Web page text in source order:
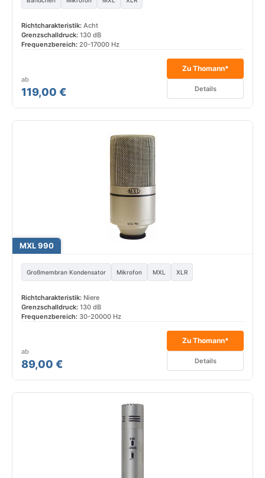
Richtcharakteristik: Acht
Grenzschalldruck: 130 dB
Frequenzbereich: 20-17000 Hz
ab
119,00 €
Zu Thomann*
Details
MXL 990
Großmembran Kondensator Mikrofon MXL XLR
Richtcharakteristik: Niere
Grenzschalldruck: 130 dB
Frequenzbereich: 30-20000 Hz
ab
89,00 €
Zu Thomann*
Details